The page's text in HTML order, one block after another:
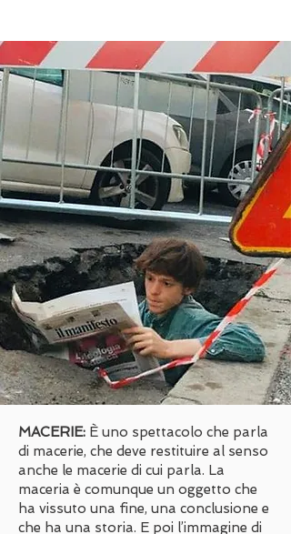
MACERIE: È uno spettacolo che parla
di macerie, che deve restituire al senso
anche le macerie di cui parla. La
maceria è comunque un oggetto che
ha vissuto una fine, una conclusione e
che ha una storia. E poi l’immagine di